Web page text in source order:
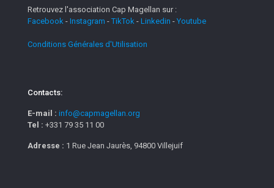
Retrouvez l'association Cap Magellan sur :
Facebook - Instagram -TikTok - Linkedin - Youtube
Conditions Générales d'Utilisation
Contacts:
E-mail : info@capmagellan.org
Tel : +331 79 35 11 00
Adresse : 1 Rue Jean Jaurès, 94800 Villejuif